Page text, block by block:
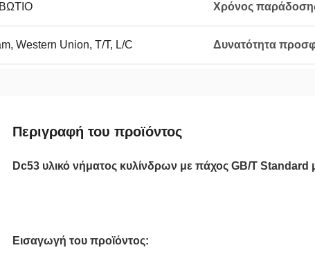
Χρόνος
Western Union, T/T, L/C Δυνατότητα
Περιγραφή του προϊόντος
Dc53 υλικό νήματος κυλίνδρων με πάχος GB/T
Εισαγωγή του προϊόντος: